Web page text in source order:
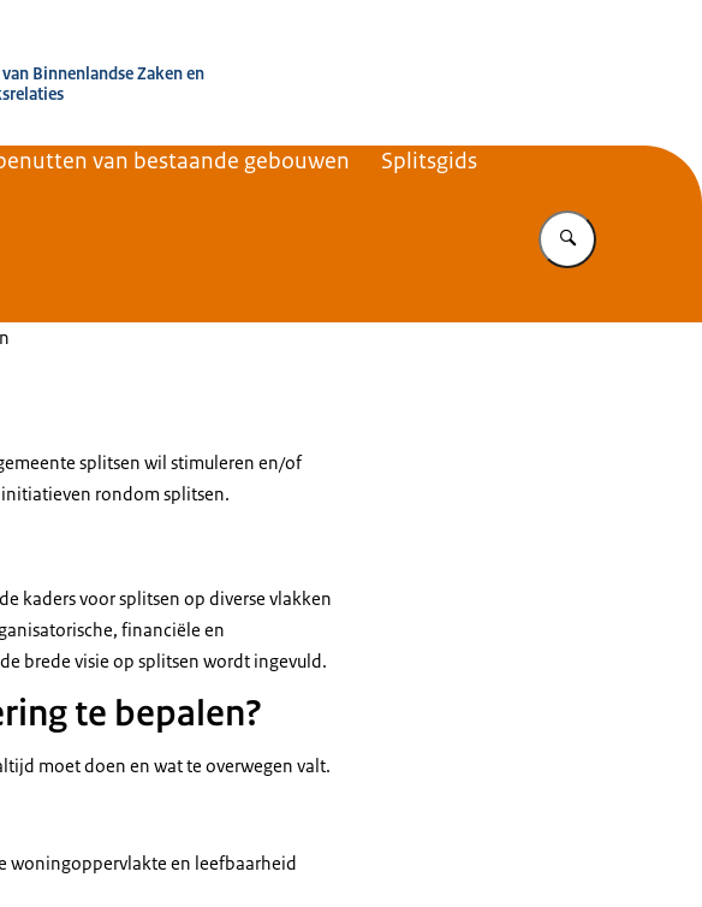
Binnenlandse Zaken en
van bestaande gebouwen
Splitsgids
splitsen wil stimuleren en/of
rondom splitsen.
kaders voor splitsen op diverse vlakken
financiële en
brede visie op splitsen wordt ingevuld.
te bepalen?
moet doen en wat te overwegen valt.
woningoppervlakte en leefbaarheid